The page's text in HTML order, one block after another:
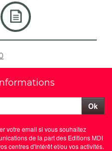
Ok
votre email si vous souhaitez
de la part des Editions MDI
centres d'Intérêt et/ou vos activités.